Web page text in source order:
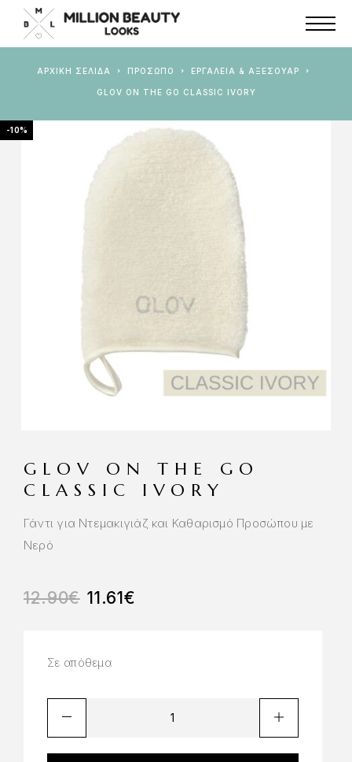
ΑΡΧΙΚΉ ΣΕΛΊΔΑ ΠΡΟΣΩΠΟ ΕΡΓΑΛΕΊΑ & ΑΞΕΣΟΥΆΡ
GLOV ON THE GO CLASSIC IVORY
-10%
GLOV ON THE GO
CLASSIC IVORY
Γάντι για Ντεμακιγιάζ και Καθαρισμό Προσώπου με
Νερό
12.90€ 11.61€
Σε απόθεμα